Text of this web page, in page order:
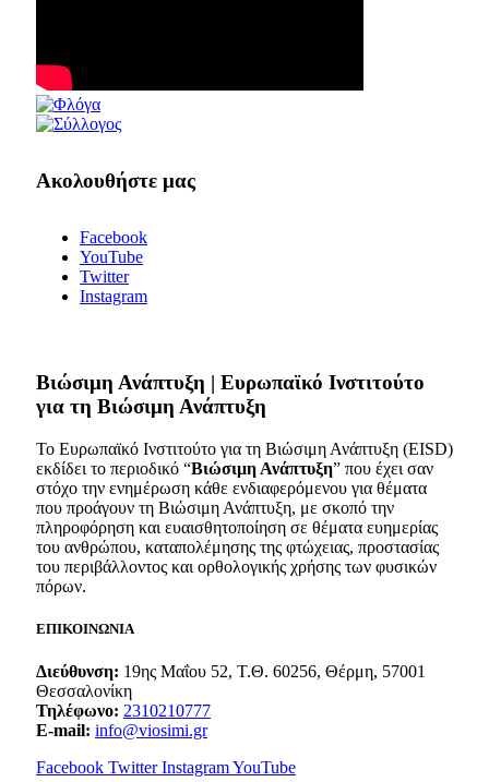
Ακολουθήστε μας
Facebook
YouTube
Twitter
Instagram
Bιώσιμη Ανάπτυξη | Ευρωπαϊκό Ινστιτούτο
για τη Βιώσιμη Ανάπτυξη
Το Ευρωπαϊκό Ινστιτούτο για τη Βιώσιμη Ανάπτυξη (EISD)
εκδίδει το περιοδικό “Βιώσιμη Ανάπτυξη” που έχει σαν
στόχο την ενημέρωση κάθε ενδιαφερόμενου για θέματα
που προάγουν τη Βιώσιμη Ανάπτυξη, με σκοπό την
πληροφόρηση και ευαισθητοποίηση σε θέματα ευημερίας
του ανθρώπου, καταπολέμησης της φτώχειας, προστασίας
του περιβάλλοντος και ορθολογικής χρήσης των φυσικών
πόρων.
ΕΠΙΚΟΙΝΩΝΙΑ
Διεύθυνση: 19ης Μαΐου 52, Τ.Θ. 60256, Θέρμη, 57001
Θεσσαλονίκη
Τηλέφωνο: 2310210777
E-mail: info@viosimi.gr
Facebook Twitter InstagramYouTube